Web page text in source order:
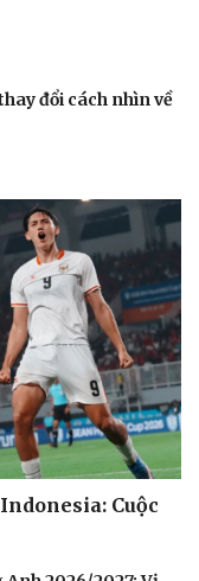
- Gia đình
đổi cách nhìn về
Cuộc